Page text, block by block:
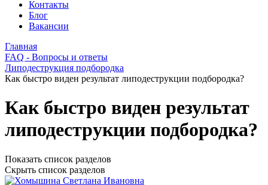
Контакты
Блог
Вакансии
Главная
FAQ - Вопросы и ответы
Липодеструкция подбородка
Как быстро виден результат липодеструкции подбородка?
Как быстро виден результат
липодеструкции подбородка?
Показать список разделов
Скрыть список разделов